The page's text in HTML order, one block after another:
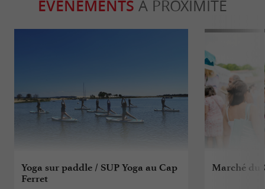
ÉVÈNEMENTS À PROXIMITÉ
Yoga sur paddle / SUP Yoga au Cap
Ferret
Marché du